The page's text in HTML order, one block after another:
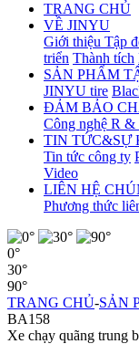
TRANG CHỦ
VỀ JINYU
Giới thiệu Tập
triển Thành tích
SẢN PHẨM
JINYU tire
ĐẢM BẢO
Công nghệ R &
TIN TỨC&SỰ
Tin tức công ty
Video
LIÊN HỆ
Phương thức
0°
30°
90°
TRANG CHỦ-SẢN
BA158
Xe chạy quãng trung